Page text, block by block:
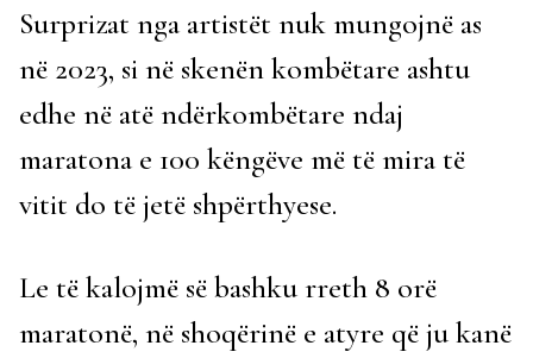
Surprizat nga artistët nuk mungojnë as
në 2023, si në skenën kombëtare ashtu
edhe në atë ndërkombëtare ndaj
maratona e 100 këngëve më të mira të
vitit do të jetë shpërthyese.
Le të kalojmë së bashku rreth 8 orë
maratonë, në shoqërinë e atyre që ju kanë